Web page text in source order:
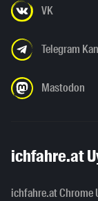
VK
Telegram
Mastodon
ichfahre.at
ichfahre.at Chrome